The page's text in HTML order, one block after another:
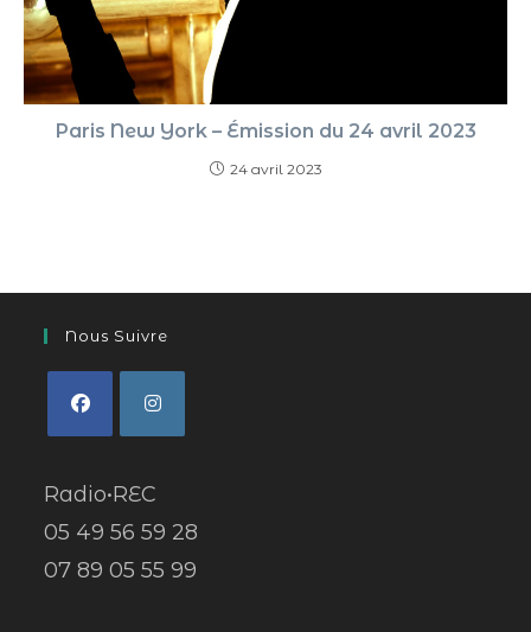
Paris New York – Émission du 24 avril 2023
24 avril 2023
Nous Suivre
Radio•REC
05 49 56 59 28
07 89 05 55 99